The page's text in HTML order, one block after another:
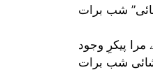
شب برات
مرا پیکرِ وجود
شب برات